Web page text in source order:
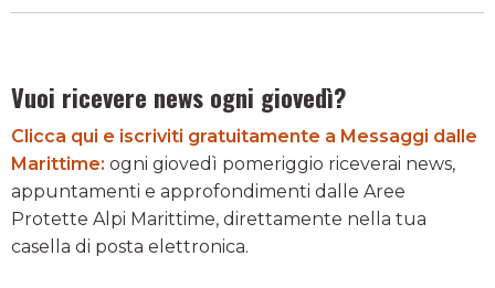
Vuoi ricevere news ogni giovedì?
Clicca qui e iscriviti gratuitamente a Messaggi dalle
Marittime: ogni giovedì pomeriggio riceverai news,
appuntamenti e approfondimenti dalle Aree
Protette Alpi Marittime, direttamente nella tua
casella di posta elettronica.